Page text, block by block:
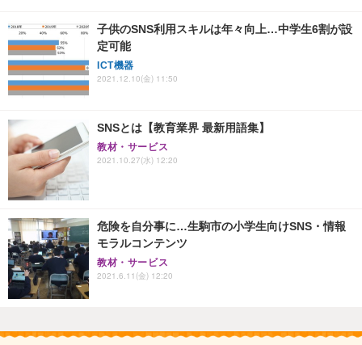
子供のSNS利用スキルは年々向上…中学生6割が設
定可能
ICT機器
2021.12.10(金) 11:50
SNSとは【教育業界 最新用語集】
教材・サービス
2021.10.27(水) 12:20
危険を自分事に…生駒市の小学生向けSNS・情報
モラルコンテンツ
教材・サービス
2021.6.11(金) 12:20